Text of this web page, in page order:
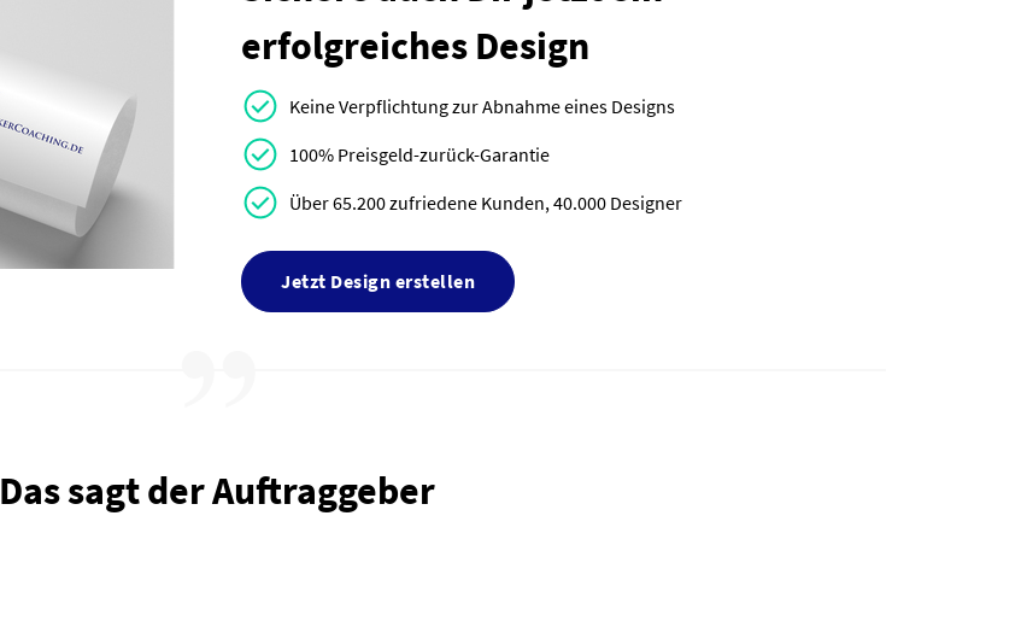
erfolgreiches Design
Keine Verpflichtung zur Abnahme eines Designs
100% Preisgeld-zurück-Garantie
Über 65.200 zufriedene Kunden, 40.000 Designer
Jetzt Design erstellen
Das sagt der Auftraggeber